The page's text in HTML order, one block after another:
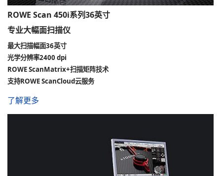
ROWE Scan 450i系列36英寸
专业大幅面扫描仪
最大扫描幅面36英寸
光学分辨率2400 dpi
ROWE ScanMatrix+扫描矩阵技术
支持ROWE ScanCloud云服务
了解更多